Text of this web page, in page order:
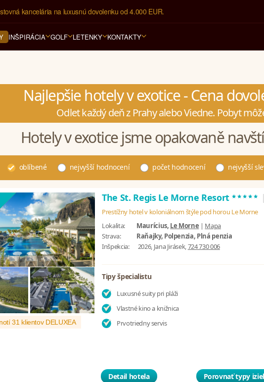
kancelária na luxusnú dovolenku od 4.000 EUR.
INŠPIRÁCIA GOLF LETENKY KONTAKTY
Najlepšie hotely v exotice - Cena
Odlet každý deň z Prahy alebo Viedne. Pobyt
Hotely v exotice jsme opakovaně
oblíbené nejvyšší hodnocení počet hodnocení nejvyšší
The St. Regis Le Morne Resort ***** |
Prestížny hotel v koloniálnom štýle pod horou Le Morne
Lokalita:
Maurícius, Le Morne | Mapa
Strava:
Raňajky, Polpenzia, Plná penzia
Inšpekcia:
2026, Jana Jirásek,724 730 006
31 klientov DELUXEA
Tipy špecialistu
Luxusné suity pri pláži
Vlastné kino a knižnica
Prvotriedny servis
Detail hotela Porovnať typy